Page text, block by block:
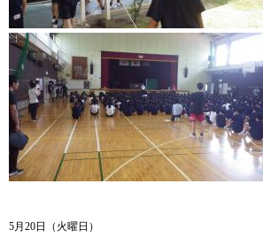
5月20日（火曜日）